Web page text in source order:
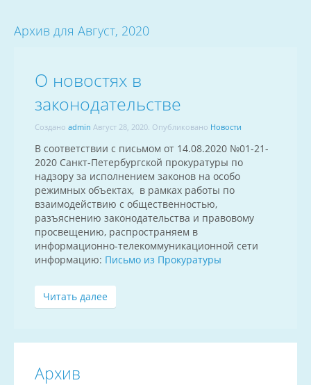
Архив для Август, 2020
О новостях в
законодательстве
Создано admin Август 28, 2020. Опубликовано Новости
В соответствии с письмом от 14.08.2020 №01-21-
2020 Санкт-Петербургской прокуратуры по
надзору за исполнением законов на особо
режимных объектах, в рамках работы по
взаимодействию с общественностью,
разъяснению законодательства и правовому
просвещению, распространяем в
информационно-телекоммуникационной сети
информацию: Письмо из Прокуратуры
Читать далее
Архив